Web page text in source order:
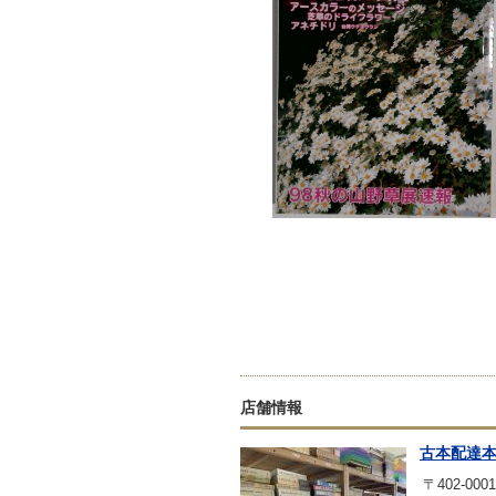
店舗情報
古本配達
〒402-0001